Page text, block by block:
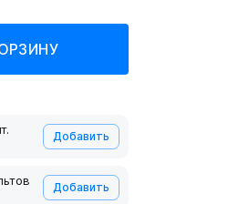
Добавить
Добавить